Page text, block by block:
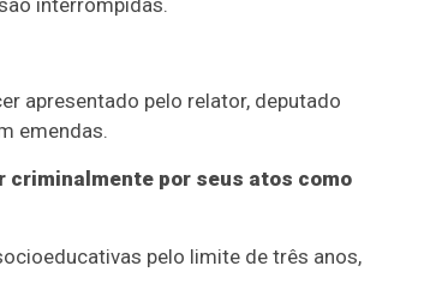
interrompidas.
apresentado pelo relator, deputado
emendas.
criminalmente por seus atos como
pelo limite de três anos,